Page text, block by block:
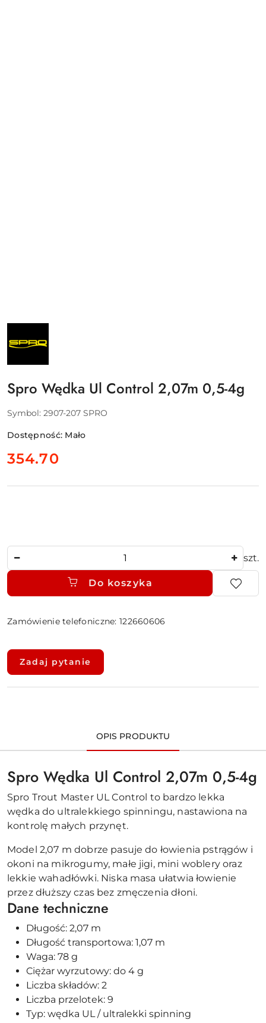
NAZWA
SPRO
Spro Wędka Ul Control 2,07m 0,5-4g
Symbol: 2907-207 SPRO
Dostępność: Mało
cena:
354.70
szt.
Do koszyka
Zamówienie telefoniczne: 122660606
Dostępność
dostawa
Zadaj pytanie
OPIS PRODUKTU
Spro Wędka Ul Control 2,07m 0,5-4g
Spro Trout Master UL Control to bardzo lekka
wędka do ultralekkiego spinningu, nastawiona na
kontrolę małych przynęt.
Model 2,07 m dobrze pasuje do łowienia pstrągów i
okoni na mikrogumy, małe jigi, mini woblery oraz
lekkie wahadłówki. Niska masa ułatwia łowienie
przez dłuższy czas bez zmęczenia dłoni.
Dane techniczne
Długość: 2,07 m
Długość transportowa: 1,07 m
Waga: 78 g
Ciężar wyrzutowy: do 4 g
Liczba składów: 2
Liczba przelotek: 9
Typ: wędka UL / ultralekki spinning